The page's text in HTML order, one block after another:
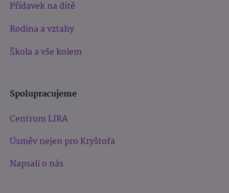
Přídavek na dítě
Rodina a vztahy
Škola a vše kolem
Spolupracujeme
Centrum LIRA
Úsměv nejen pro Kryštofa
Napsali o nás